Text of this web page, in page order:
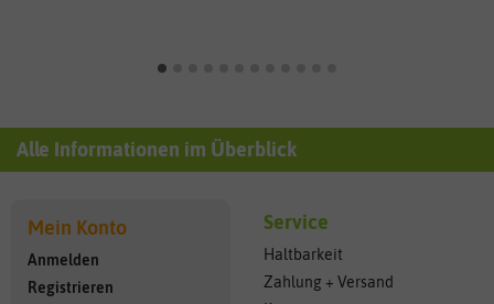
Alle Informationen im Überblick
Mein Konto
Anmelden
Registrieren
Service
Haltbarkeit
Zahlung + Versand